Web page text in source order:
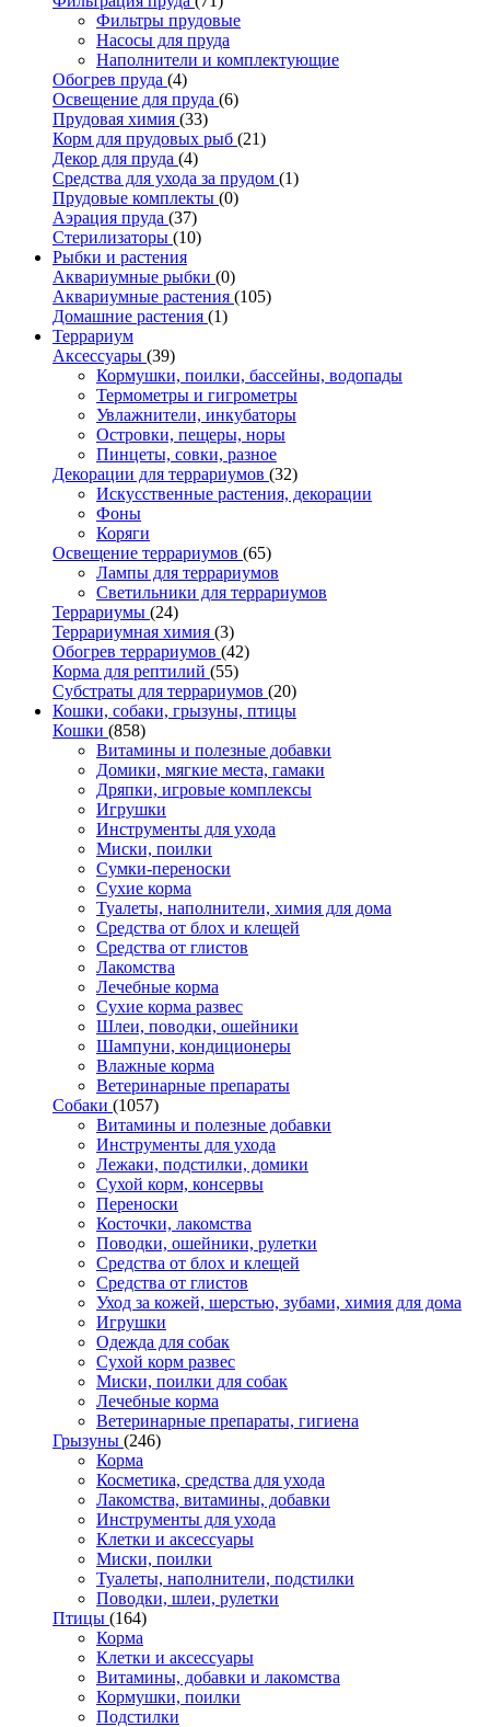
Фильтры прудовые
Насосы для пруда
Наполнители и комплектующие
Обогрев пруда (4)
Освещение для пруда (6)
Прудовая химия (33)
Корм для прудовых рыб (21)
Декор для пруда (4)
Средства для ухода за прудом (1)
Прудовые комплекты (0)
Аэрация пруда (37)
Стерилизаторы (10)
Рыбки и растения
Аквариумные рыбки (0)
Аквариумные растения (105)
Домашние растения (1)
Террариум
Аксессуары (39)
Кормушки, поилки, бассейны, водопады
Термометры и гигрометры
Увлажнители, инкубаторы
Островки, пещеры, норы
Пинцеты, совки, разное
Декорации для террариумов (32)
Искусственные растения, декорации
Фоны
Коряги
Освещение террариумов (65)
Лампы для террариумов
Светильники для террариумов
Террариумы (24)
Террариумная химия (3)
Обогрев террариумов (42)
Корма для рептилий (55)
Субстраты для террариумов (20)
Кошки, собаки, грызуны, птицы
Кошки (858)
Витамины и полезные добавки
Домики, мягкие места, гамаки
Дряпки, игровые комплексы
Игрушки
Инструменты для ухода
Миски, поилки
Сумки-переноски
Сухие корма
Туалеты, наполнители, химия для дома
Средства от блох и клещей
Средства от глистов
Лакомства
Лечебные корма
Сухие корма развес
Шлеи, поводки, ошейники
Шампуни, кондиционеры
Влажные корма
Ветеринарные препараты
Собаки (1057)
Витамины и полезные добавки
Инструменты для ухода
Лежаки, подстилки, домики
Сухой корм, консервы
Переноски
Косточки, лакомства
Поводки, ошейники, рулетки
Средства от блох и клещей
Средства от глистов
Уход за кожей, шерстью, зубами, химия для дома
Игрушки
Одежда для собак
Сухой корм развес
Миски, поилки для собак
Лечебные корма
Ветеринарные препараты, гигиена
Грызуны (246)
Корма
Косметика, средства для ухода
Лакомства, витамины, добавки
Инструменты для ухода
Клетки и аксессуары
Миски, поилки
Туалеты, наполнители, подстилки
Поводки, шлеи, рулетки
Птицы (164)
Корма
Клетки и аксессуары
Витамины, добавки и лакомства
Кормушки, поилки
Подстилки